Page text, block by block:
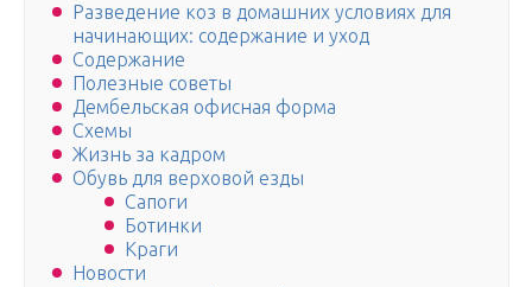
Разведение коз в домашних условиях для
начинающих: содержание и уход
Содержание
Полезные советы
Дембельская офисная форма
Схемы
Жизнь за кадром
Обувь для верховой езды
Сапоги
Ботинки
Краги
Новости